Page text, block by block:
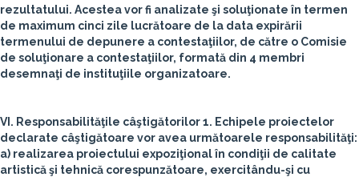
rezultatului. Acestea vor fi analizate şi soluţionate în termen
de maximum cinci zile lucrătoare de la data expirării
termenului de depunere a contestaţiilor, de către o Comisie
de soluţionare a contestaţiilor, formată din 4 membri
desemnaţi de instituţiile organizatoare.
VI. Responsabilităţile câştigătorilor1. Echipele proiectelor
declarate câştigătoare vor avea următoarele responsabilităţi:
a) realizarea proiectului expoziţional în condiţii de calitate
artistică şi tehnică corespunzătoare, exercitându-şi cu